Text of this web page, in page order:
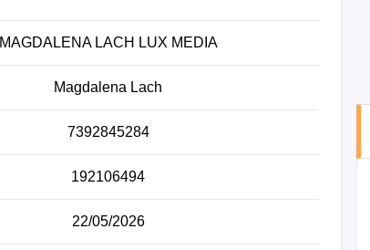
MAGDALENA LACH LUX MEDIA
Magdalena Lach
7392845284
192106494
22/05/2026